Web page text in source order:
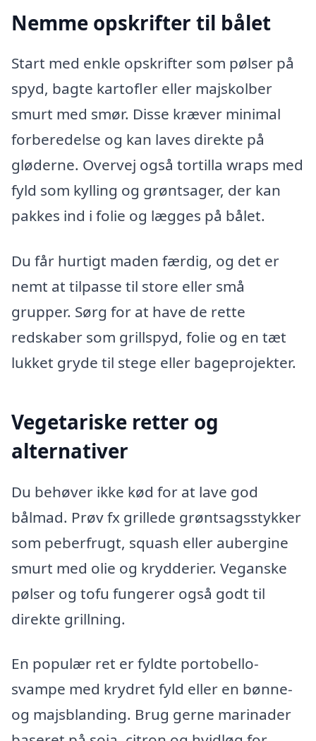
Nemme opskrifter til bålet
Start med enkle opskrifter som pølser på
spyd, bagte kartofler eller majskolber
smurt med smør. Disse kræver minimal
forberedelse og kan laves direkte på
gløderne. Overvej også tortilla wraps med
fyld som kylling og grøntsager, der kan
pakkes ind i folie og lægges på bålet.
Du får hurtigt maden færdig, og det er
nemt at tilpasse til store eller små
grupper. Sørg for at have de rette
redskaber som grillspyd, folie og en tæt
lukket gryde til stege eller bageprojekter.
Vegetariske retter og
alternativer
Du behøver ikke kød for at lave god
bålmad. Prøv fx grillede grøntsagsstykker
som peberfrugt, squash eller aubergine
smurt med olie og krydderier. Veganske
pølser og tofu fungerer også godt til
direkte grillning.
En populær ret er fyldte portobello-
svampe med krydret fyld eller en bønne-
og majsblanding. Brug gerne marinader